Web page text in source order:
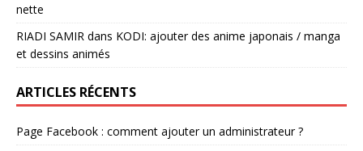
nette
RIADI SAMIR dans KODI: ajouter des anime japonais / manga
et dessins animés
ARTICLES RÉCENTS
Page Facebook : comment ajouter un administrateur ?